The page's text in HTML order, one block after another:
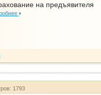
на предъявителя
1793